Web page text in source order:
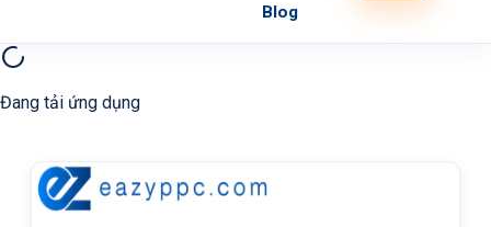
Blog
Đang tải ứng dụng